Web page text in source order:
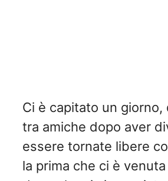
Ci è capitato un giorno,
tra amiche dopo aver
essere tornate libere
la prima che ci è